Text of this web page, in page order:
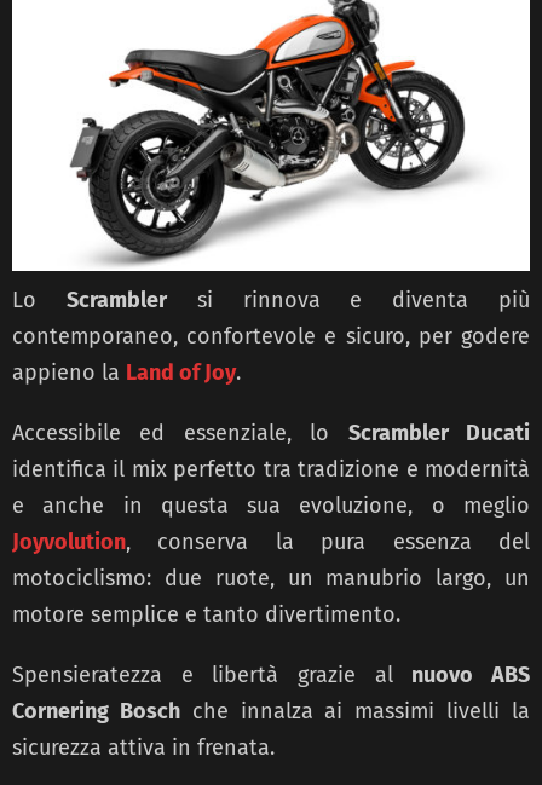
Lo Scramblersi rinnova e diventa più
contemporaneo, confortevole e sicuro, per godere
appieno la Land of Joy.
Accessibile ed essenziale, lo Scrambler Ducati
identifica il mix perfetto tra tradizione e modernità
e anche in questa sua evoluzione, o meglio
Joyvolution, conserva la pura essenza del
motociclismo: due ruote, un manubrio largo, un
motore semplice e tanto divertimento.
Spensieratezza e libertà grazie al nuovo ABS
Cornering Boschche innalza ai massimi livelli la
sicurezza attiva in frenata.